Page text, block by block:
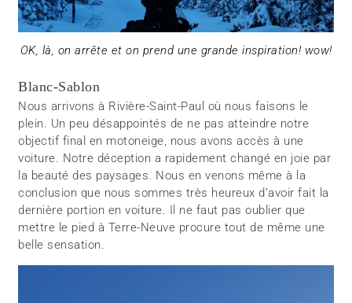
OK, là, on arrête et on prend une grande inspiration! wow!
Blanc-Sablon
Nous arrivons à Rivière-Saint-Paul où nous faisons le
plein. Un peu désappointés de ne pas atteindre notre
objectif final en motoneige, nous avons accès à une
voiture. Notre déception a rapidement changé en joie par
la beauté des paysages. Nous en venons même à la
conclusion que nous sommes très heureux d’avoir fait la
dernière portion en voiture. Il ne faut pas oublier que
mettre le pied à Terre-Neuve procure tout de même une
belle sensation.